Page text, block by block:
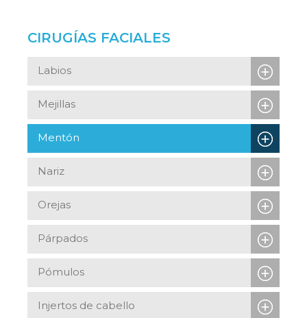
CIRUGÍAS FACIALES
Labios
Mejillas
Mentón
Nariz
Orejas
Párpados
Pómulos
Injertos de cabello